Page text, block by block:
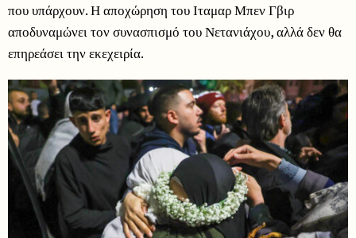
που υπάρχουν. Η αποχώρηση του Ιταμαρ Μπεν Γβιρ
αποδυναμώνει τον συνασπισμό του Νετανιάχου, αλλά δεν θα
επηρεάσει την εκεχειρία.